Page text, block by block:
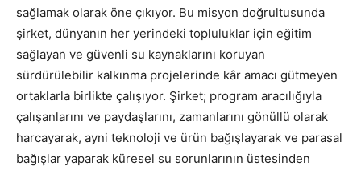
sağlamak olarak öne çıkıyor. Bu misyon doğrultusunda
şirket, dünyanın her yerindeki topluluklar için eğitim
sağlayan ve güvenli su kaynaklarını koruyan
sürdürülebilir kalkınma projelerinde kâr amacı gütmeyen
ortaklarla birlikte çalışıyor. Şirket; program aracılığıyla
çalışanlarını ve paydaşlarını, zamanlarını gönüllü olarak
harcayarak, ayni teknoloji ve ürün bağışlayarak ve parasal
bağışlar yaparak küresel su sorunlarının üstesinden